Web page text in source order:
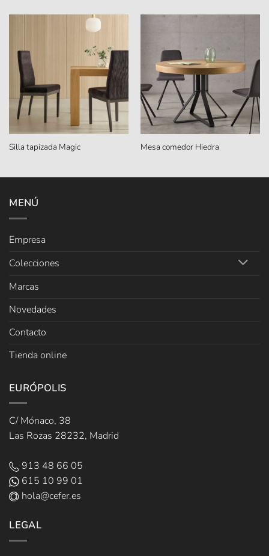
Silla tapizada Magic Mesa comedor Hiedra
MENÚ
Empresa
Colecciones
Marcas
Novedades
Contacto
Tienda online
EURÓPOLIS
C/ Mónaco, 38
Las Rozas 28232, Madrid
913 48 66 05
615 10 99 01
hola@cefer.es
LEGAL